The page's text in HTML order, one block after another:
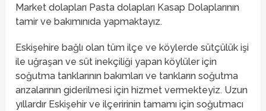
Market dolapları Pasta dolapları Kasap Dolaplarının
tamir ve bakımınıda yapmaktayız.
Eskişehire bağlı olan tüm ilçe ve köylerde sütçülük işi
ile uğraşan ve süt inekçiliği yapan köylüler için
soğutma tanklarının bakımları ve tankların soğutma
arızalarının giderilmesi için hizmet vermekteyiz. Uzun
yıllardır Eskişehir ve ilçeririnin tamamı için soğutmacı